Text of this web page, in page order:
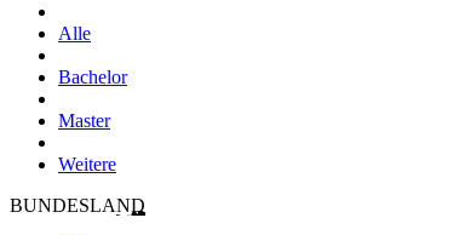
Alle
Bachelor
Master
Weitere
BUNDESLAND